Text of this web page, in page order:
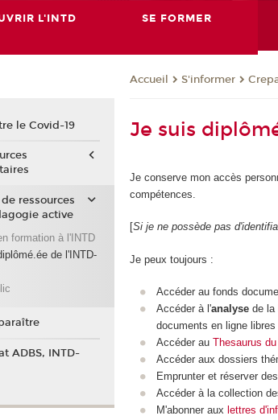
L'INTD SE FORMER
Accueil S'informer
Je suis
Je conserve mon accès
compétences.
[Si je ne possède pas
Je peux toujours :
Accéder au fonds
Accéder à l'analysede la
documents en ligne
Accéder au Thesaurus
Accéder aux dossiers
Emprunter et réserver
Accéder à la collection
M'abonner aux lettres
le Covid-19
ressources
active
formation à l'INTD
de l'INTD-
ADBS, INTD-